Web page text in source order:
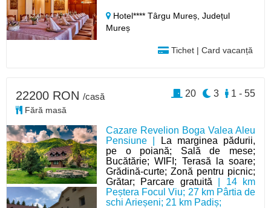
Hotel**** Târgu Mureș,Județul
Mureș
Tichet | Card vacanță
Cazare Revelion Boga Valea Aleu
Pensiune |
La marginea pădurii,
pe o poiană; Sală de mese;
Bucătărie; WIFI; Terasă la soare;
Grădină-curte; Zonă pentru picnic;
Grătar; Parcare gratuită | 14 km
Peștera Focul Viu; 27 km Pârtia de
schi Arieșeni; 21 km Padiș;
22200 RON /casă
Fără masă
1 - 55
3
20